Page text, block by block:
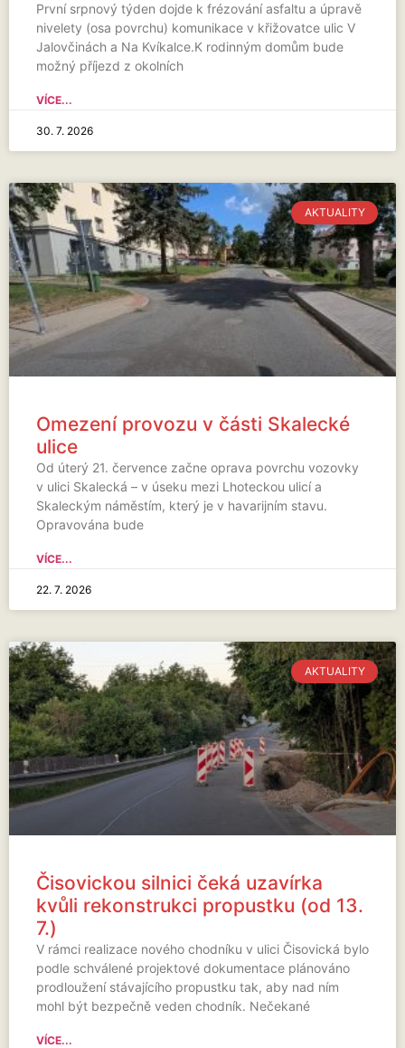
První srpnový týden dojde k frézování asfaltu a úpravě
nivelety (osa povrchu) komunikace v křižovatce ulic V
Jalovčinách a Na Kvíkalce.K rodinným domům bude
možný příjezd z okolních
VÍCE...
30. 7. 2026
AKTUALITY
Omezení provozu v části Skalecké
ulice
Od úterý 21. července začne oprava povrchu vozovky
v ulici Skalecká – v úseku mezi Lhoteckou ulicí a
Skaleckým náměstím, který je v havarijním stavu.
Opravována bude
VÍCE...
22. 7. 2026
AKTUALITY
Čisovickou silnici čeká uzavírka
kvůli rekonstrukci propustku (od 13.
7.)
V rámci realizace nového chodníku v ulici Čisovická bylo
podle schválené projektové dokumentace plánováno
prodloužení stávajícího propustku tak, aby nad ním
mohl být bezpečně veden chodník. Nečekané
VÍCE...